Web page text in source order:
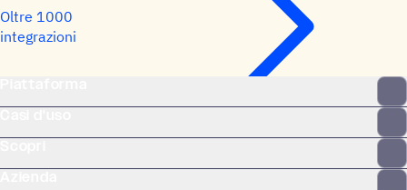
Oltre 1000
integrazioni